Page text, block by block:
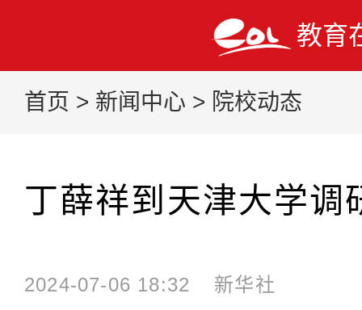
教育
首页 > 新闻中心 > 院校动态
丁薛祥到天津大学调
2024-07-06 18:32 新华社